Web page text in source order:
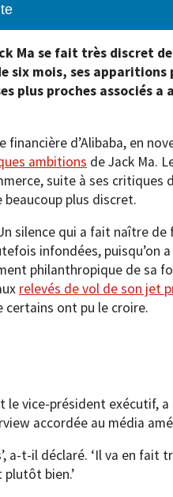
Ma se fait très discret
six mois, ses apparitions
plus proches associés a
financière d’Alibaba, en
ambitions de Jack Ma.
suite à ses critiques
plus discret.
silence qui a fait naître de
infondées, puisqu’on
philanthropique de sa
relevés de vol de son jet
certains ont pu le croire.
le vice-président exécutif, a
accordée au média
a-t-il déclaré. ‘Il va en fait
plutôt bien.’